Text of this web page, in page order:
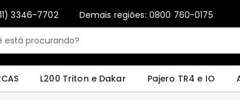
3346-7702 Demais regiões: 0800 760-0175
L200 Triton e Dakar Pajero TR4 e IO
Only registered users can write reviews. PleaseSign